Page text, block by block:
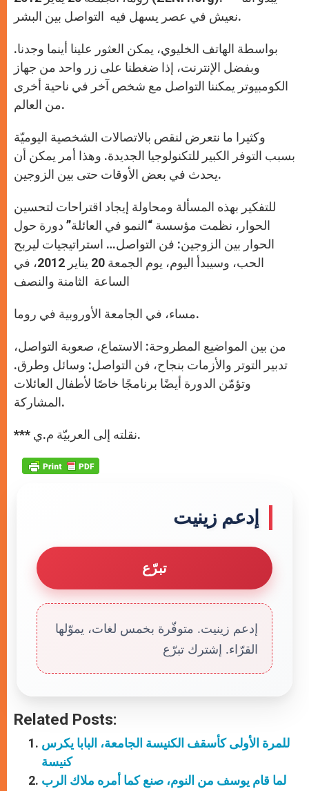
p e
r
k
نعيش في عصر يسهل فيه التواصل بين البشر.
بواسطة الهاتف الخليوي، يمكن العثور علينا أينما وجدنا.
وبفضل الإنترنت، إذا ضغطنا على زر واحد من جهاز
الكومبيوتر يمكننا التواصل مع شخص آخر في ناحية أخرى
من العالم.
وكثيرا ما نتعرض لنقص بالاتصالات الشخصية اليوميّة
بسبب التوفر الكبير للتكنولوجيا الجديدة. وهذا أمر يمكن أن
يحدث في بعض الأوقات حتى بين الزوجين.
للتفكير بهذه المسألة ومحاولة إيجاد اقتراحات لتحسين
الحوار، نظمت مؤسسة “النمو في العائلة” دورة حول
الحوار بين الزوجين: فن التواصل… استراتيجيات ليربح
الحب، وسيبدأ اليوم، يوم الجمعة 20 يناير 2012، في
الساعة الثامنة والنصف
مساء، في الجامعة الأوروبية في روما.
من بين المواضيع المطروحة: الاستماع، صعوبة التواصل،
تدبير التوتر والأزمات بنجاح، فن التواصل: وسائل وطرق.
وتؤمّن الدورة أيضًا برنامجًا خاصًا لأطفال العائلات
المشاركة.
*** نقلته إلى العربيّة م.ي.
إدعم زينيت
تبرّع
إدعم زينيت. متوفّرة بخمس لغات، يموّلها
القرّاء. إشترك تبرّع
Related Posts:
للمرة الأولى كأسقف الكنيسة الجامعة، البابا يكرس
كنيسة
لما قام يوسف من النوم، صنع كما أمره ملاك الرب